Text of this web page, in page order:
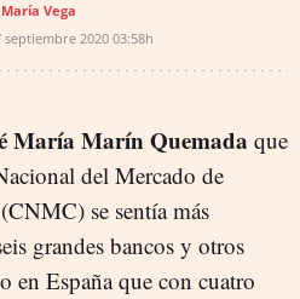
María Vega
septiembre 202003:58h
María Marín Quemada que
del Mercado de
se sentía más
grandes bancos y otros
en España que con cuatro